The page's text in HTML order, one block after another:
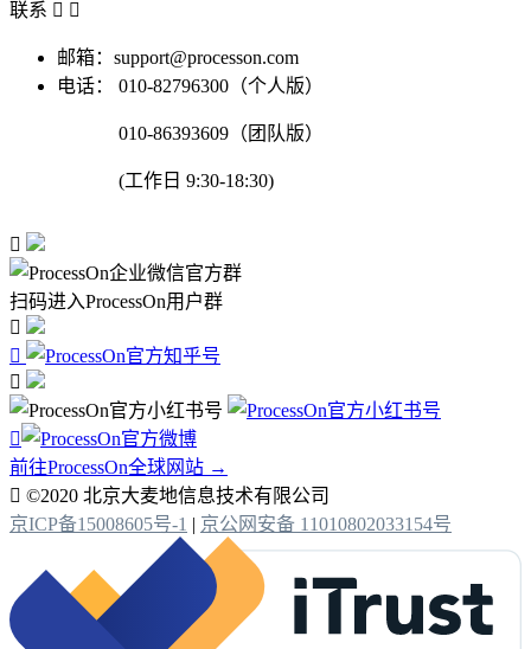
联系  
邮箱：support@processon.com
电话：
010-82796300（个人版）
010-86393609（团队版）
(工作日 9:30-18:30)

扫码进入ProcessOn用户群




前往ProcessOn全球网站 →
 ©2020 北京大麦地信息技术有限公司
京ICP备15008605号-1 | 京公网安备 11010802033154号